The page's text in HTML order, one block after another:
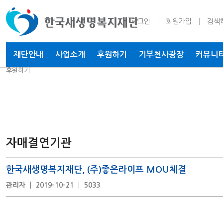
재단안내 사업소개 후원하기 기부천사광장 커뮤니
로그인 회원가입 검색
후원하기
자매결연기관
한국새생명복지재단, (주)좋은라이프 MOU체결
관리자 2019-10-21 5033